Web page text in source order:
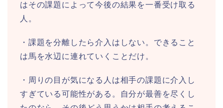
はその課題によって今後の結果を一番受け取る
人。
・課題を分離したら介入はしない。できること
は馬を水辺に連れていくことだけ。
・周りの目が気になる人は相手の課題に介入し
すぎている可能性がある。自分が最善を尽くし